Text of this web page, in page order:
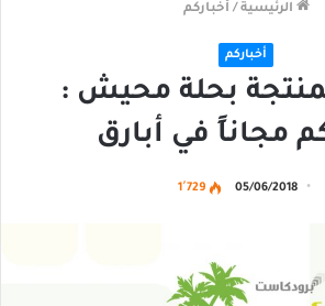
الرئيسية / أخباركم
أخباركم
بحلة محيش :
مجاناً في أبارق
05/06/2018 1٬729